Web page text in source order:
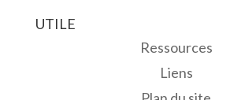
UTILE
Ressources
Liens